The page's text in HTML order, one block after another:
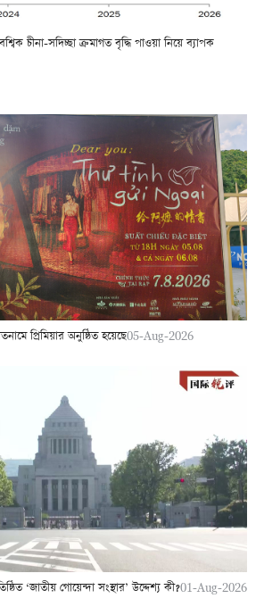
চীনা-সদিচ্ছা ক্রমাগত বৃদ্ধি পাওয়া নিয়ে ব্যাপক
প্রিমিয়ার অনুষ্ঠিত হয়েছে05-Aug-2026
‘জাতীয় গোয়েন্দা সংস্থার’ উদ্দেশ্য কী?01-Aug-2026